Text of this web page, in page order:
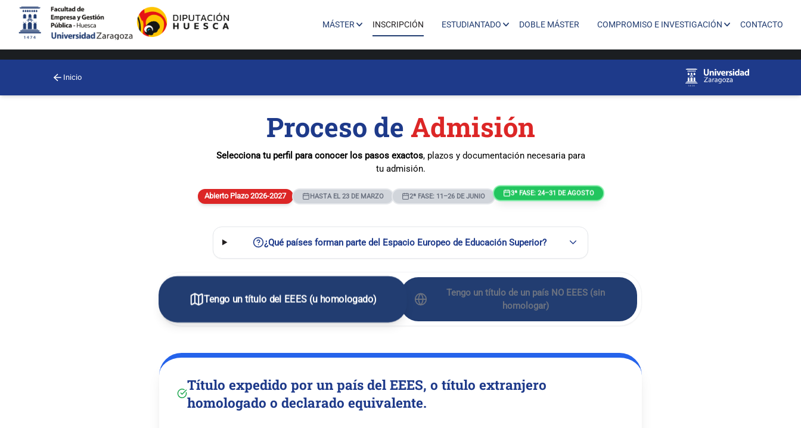
MÁSTER INSCRIPCIÓN ESTUDIANTADO DOBLE MÁSTER COMPROMISO E INVESTIGACIÓN CONTACTO
Inicio
Proceso de Admisión
Selecciona tu perfil para conocer los pasos exactos, plazos y documentación necesaria para
tu admisión.
Abierto Plazo 2026-2027 HASTA EL 23 DE MARZO 2ª FASE: 11–26 DE JUNIO 3ª FASE: 24–31 DE AGOSTO
¿Qué países forman parte del Espacio Europeo de Educación Superior?
Tengo un título del EEES (u homologado)
Tengo un título de un país NO EEES (sin
homologar)
Título expedido por un país del EEES, o título extranjero
homologado o declarado equivalente.